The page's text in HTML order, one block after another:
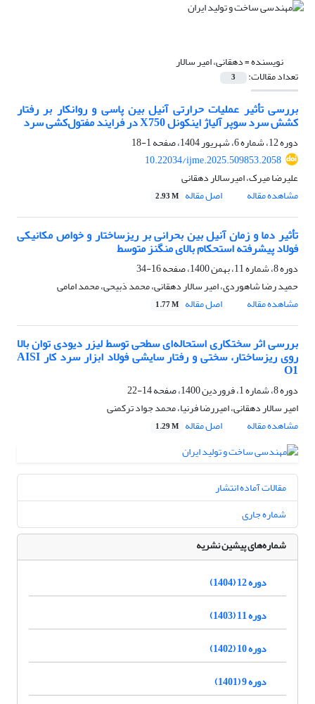
نویسنده =دهقانی، امیر سالار
تعداد مقالات: 3
بررسی تأثیر عملیات حرارتی آنیل بین پاسی و روانکار بر رفتار
کشش سرد سوپر آلیاژ اینکونل X750 در فرایند مفتول‌کشی سرد
دوره 12، شماره 6، شهریور 1404، صفحه
1-18
10.22034/ijme.2025.509853.2058
علیرضا میرک، امیرسالار دهقانی
مشاهده مقاله
اصل مقاله 2.93 M
تأثیر دما و زمان آنیل بین بحرانی بر ریزساختار و خواص مکانیکی
فولاد پیشرفته‌ استحکام بالای منگنز متوسط
دوره 8، شماره 11، بهمن 1400، صفحه
16-34
حمید رضا شاهوردی، امیر سالار دهقانی، محمد ذبیحی، محمد امامی
مشاهده مقاله
اصل مقاله 1.77 M
بررسی اثر سختکاری استحاله‌ای سطحی توسط لیزر دیودی توان بالا
روی ریزساختار، سختی و رفتار سایشی فولاد ابزار سرد کار AISI
O1
دوره 8، شماره 1، فروردین 1400، صفحه
14-22
امیر سالار دهقانی، امیررضا فرنیا، محمد جواد ترکمنی
مشاهده مقاله
اصل مقاله 1.29 M
مقالات آماده انتشار
شماره جاری
شماره‌های پیشین نشریه
دوره 12 (1404)
دوره 11 (1403)
دوره 10 (1402)
دوره 9 (1401)